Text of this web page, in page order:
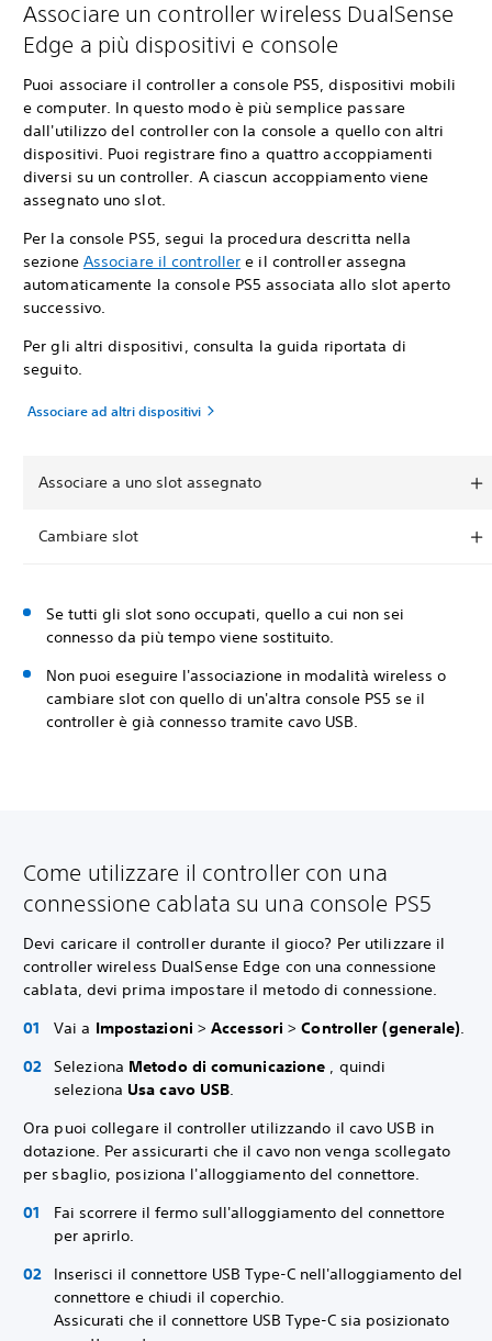
Associare un controller wireless DualSense
Edge a più dispositivi e console
Puoi associare il controller a console PS5, dispositivi mobili
e computer. In questo modo è più semplice passare
dall'utilizzo del controller con la console a quello con altri
dispositivi. Puoi registrare fino a quattro accoppiamenti
diversi su un controller. A ciascun accoppiamento viene
assegnato uno slot.
Per la console PS5, segui la procedura descritta nella
sezione Associare il controller e il controller assegna
automaticamente la console PS5 associata allo slot aperto
successivo.
Per gli altri dispositivi, consulta la guida riportata di
seguito.
Associare ad altri dispositivi
Associare a uno slot assegnato
Cambiare slot
Se tutti gli slot sono occupati, quello a cui non sei
connesso da più tempo viene sostituito.
Non puoi eseguire l'associazione in modalità wireless o
cambiare slot con quello di un'altra console PS5 se il
controller è già connesso tramite cavo USB.
Come utilizzare il controller con una
connessione cablata su una console PS5
Devi caricare il controller durante il gioco? Per utilizzare il
controller wireless DualSense Edge con una connessione
cablata, devi prima impostare il metodo di connessione.
Vai a Impostazioni > Accessori > Controller (generale).
Seleziona Metodo di comunicazione , quindi
seleziona Usa cavo USB.
Ora puoi collegare il controller utilizzando il cavo USB in
dotazione. Per assicurarti che il cavo non venga scollegato
per sbaglio, posiziona l'alloggiamento del connettore.
Fai scorrere il fermo sull'alloggiamento del connettore
per aprirlo.
Inserisci il connettore USB Type-C nell'alloggiamento del
connettore e chiudi il coperchio.
Assicurati che il connettore USB Type-C sia posizionato